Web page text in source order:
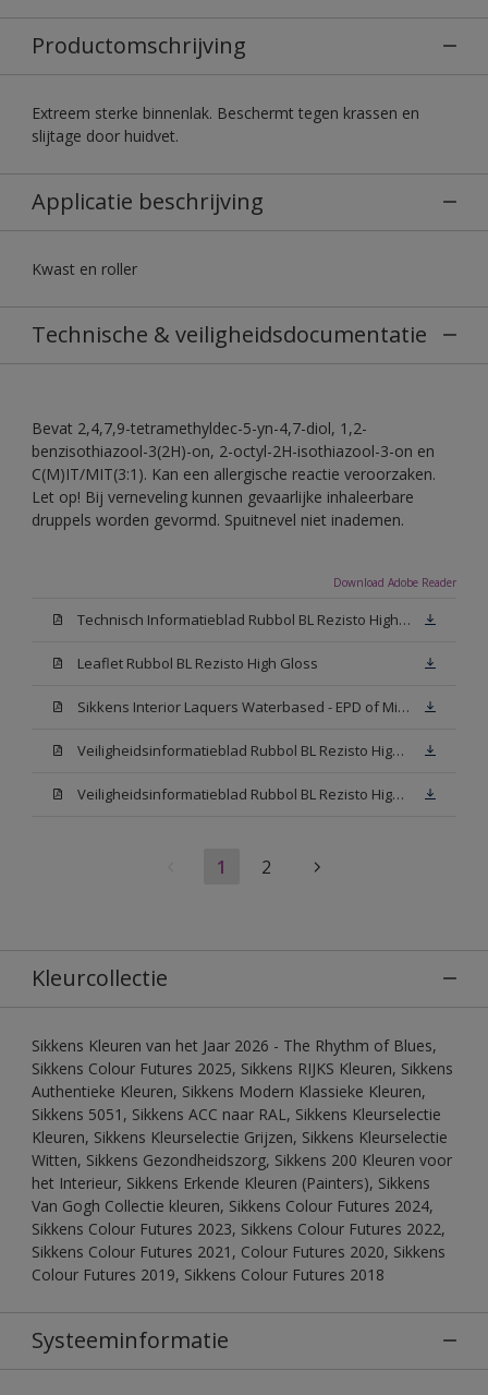
Productomschrijving
Extreem sterke binnenlak. Beschermt tegen krassen en
slijtage door huidvet.
Applicatie beschrijving
Kwast en roller
Technische & veiligheidsdocumentatie
Bevat 2,4,7,9-tetramethyldec-5-yn-4,7-diol, 1,2-
benzisothiazool-3(2H)-on, 2-octyl-2H-isothiazool-3-on en
C(M)IT/MIT(3:1). Kan een allergische reactie veroorzaken.
Let op! Bij verneveling kunnen gevaarlijke inhaleerbare
druppels worden gevormd. Spuitnevel niet inademen.
Download Adobe Reader
Technisch Informatieblad Rubbol BL Rezisto High Gloss (New Livery) (PDF)
Leaflet Rubbol BL Rezisto High Gloss
Sikkens Interior Laquers Waterbased - EPD of Milieuproductverklaring
Veiligheidsinformatieblad Rubbol BL Rezisto High Gloss N00 (MSDS)
Veiligheidsinformatieblad Rubbol BL Rezisto High Gloss White (MSDS)
1 2
Kleurcollectie
Sikkens Kleuren van het Jaar 2026 - The Rhythm of Blues,
Sikkens Colour Futures 2025, Sikkens RIJKS Kleuren, Sikkens
Authentieke Kleuren, Sikkens Modern Klassieke Kleuren,
Sikkens 5051, Sikkens ACC naar RAL, Sikkens Kleurselectie
Kleuren, Sikkens Kleurselectie Grijzen, Sikkens Kleurselectie
Witten, Sikkens Gezondheidszorg, Sikkens 200 Kleuren voor
het Interieur, Sikkens Erkende Kleuren (Painters), Sikkens
Van Gogh Collectie kleuren, Sikkens Colour Futures 2024,
Sikkens Colour Futures 2023, Sikkens Colour Futures 2022,
Sikkens Colour Futures 2021, Colour Futures 2020, Sikkens
Colour Futures 2019, Sikkens Colour Futures 2018
Systeeminformatie